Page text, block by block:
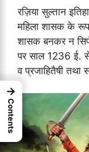
रज़िया सुल्तान
महिला शासक के रूप
शासक बनकर न सिर्फ
पर साल 1236 ई.
व प्रजाहितैषी तथा
→
Contents